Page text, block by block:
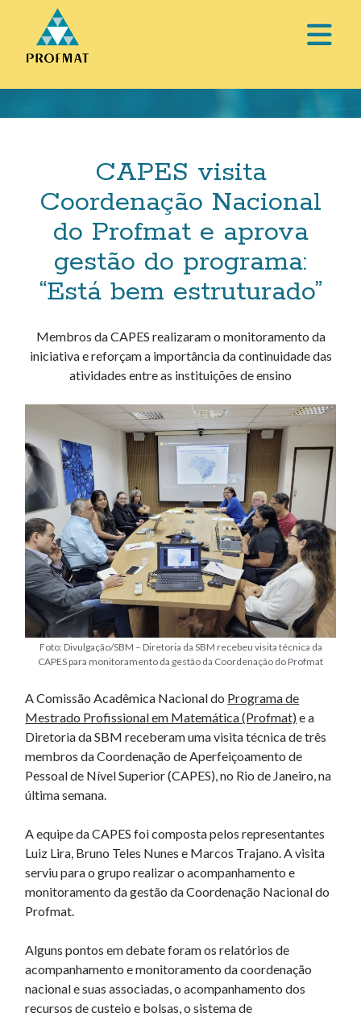
CAPES visita
Coordenação Nacional
do Profmat e aprova
gestão do programa:
“Está bem estruturado”
Membros da CAPES realizaram o monitoramento da
iniciativa e reforçam a importância da continuidade das
atividades entre as instituições de ensino
Foto: Divulgação/SBM – Diretoria da SBM recebeu visita técnica da
CAPES para monitoramento da gestão da Coordenação do Profmat
A Comissão Acadêmica Nacional do Programa de
Mestrado Profissional em Matemática (Profmat) e a
Diretoria da SBM receberam uma visita técnica de três
membros da Coordenação de Aperfeiçoamento de
Pessoal de Nível Superior (CAPES), no Rio de Janeiro, na
última semana.
A equipe da CAPES foi composta pelos representantes
Luiz Lira, Bruno Teles Nunes e Marcos Trajano. A visita
serviu para o grupo realizar o acompanhamento e
monitoramento da gestão da Coordenação Nacional do
Profmat.
Alguns pontos em debate foram os relatórios de
acompanhamento e monitoramento da coordenação
nacional e suas associadas, o acompanhamento dos
recursos de custeio e bolsas, o sistema de